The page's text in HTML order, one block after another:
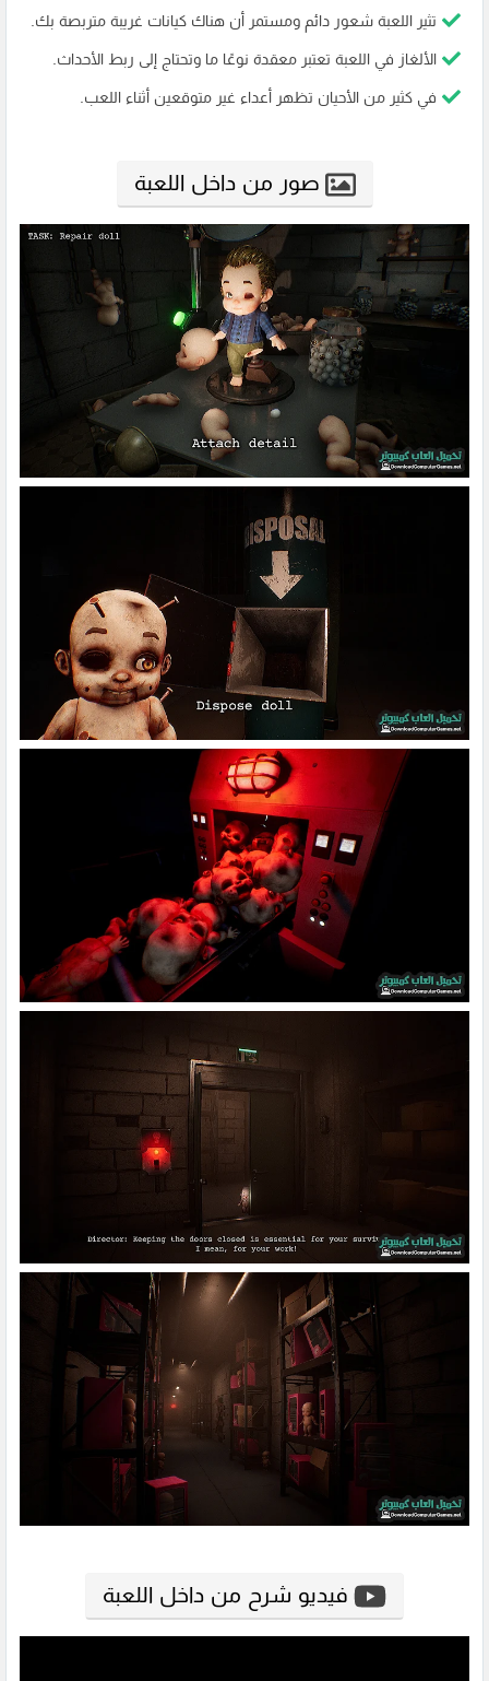
تثير اللعبة شعور دائم ومستمر أن هناك كيانات غريبة متربصة بك.
الألغاز في اللعبة تعتبر معقدة نوعًا ما وتحتاج إلى ربط الأحداث.
في كثير من الأحيان تظهر أعداء غير متوقعين أثناء اللعب.
صور من داخل اللعبة
فيديو شرح من داخل اللعبة